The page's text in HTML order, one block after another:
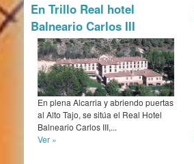
En Trillo Real hotel
Balneario Carlos III
En plena Alcarria y abriendo puertas
al Alto Tajo, se sitúa el Real Hotel
Balneario Carlos III,...
Ver »